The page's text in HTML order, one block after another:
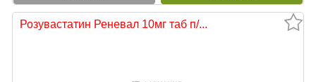
Розувастатин Реневал 10мг таб п/...